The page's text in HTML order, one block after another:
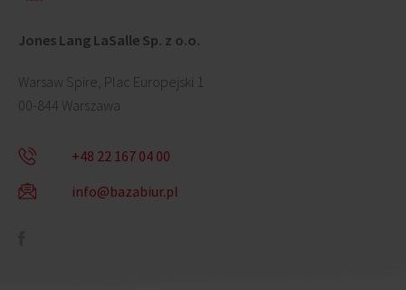
Jones Lang LaSalle Sp. z o.o.
Warsaw Spire, Plac Europejski 1
00-844 Warszawa
+48 22 167 04 00
info@bazabiur.pl